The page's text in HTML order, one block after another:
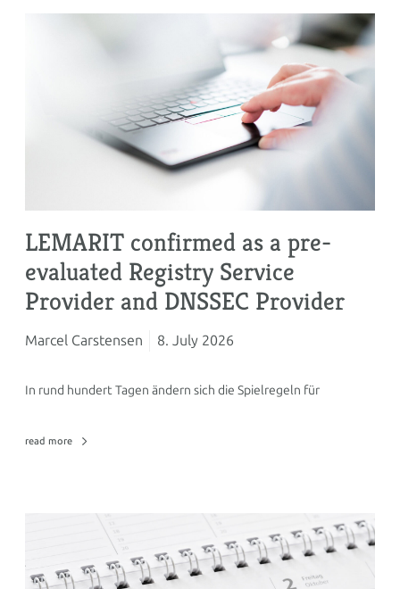
LEMARIT confirmed as a pre-
evaluated Registry Service
Provider and DNSSEC Provider
Marcel Carstensen 8. July 2026
In rund hundert Tagen ändern sich die Spielregeln für
read more